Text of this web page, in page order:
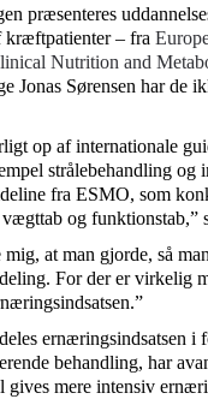
præsenteres
– fra
Nutrition and
Jonas Sørensen har de
op af internationale
strålebehandling
fra ESMO, som
og funktionstab,”
at man gjorde, så
For der er virkelig
ernæringsindsatsen i
behandling, har
gives mere intensiv